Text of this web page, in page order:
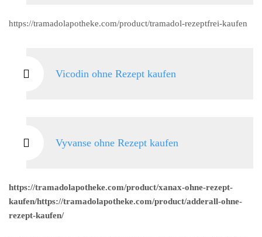
https://tramadolapotheke.com/product/tramadol-rezeptfrei-kaufen
Vicodin ohne Rezept kaufen
Vyvanse ohne Rezept kaufen
https://tramadolapotheke.com/product/xanax-ohne-rezept-
kaufen/https://tramadolapotheke.com/product/adderall-ohne-
rezept-kaufen/